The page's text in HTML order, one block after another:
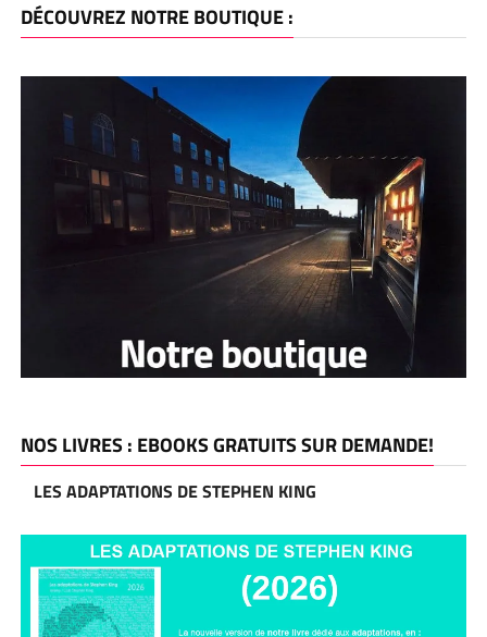
DÉCOUVREZ NOTRE BOUTIQUE :
NOS LIVRES : EBOOKS GRATUITS SUR DEMANDE!
LES ADAPTATIONS DE STEPHEN KING